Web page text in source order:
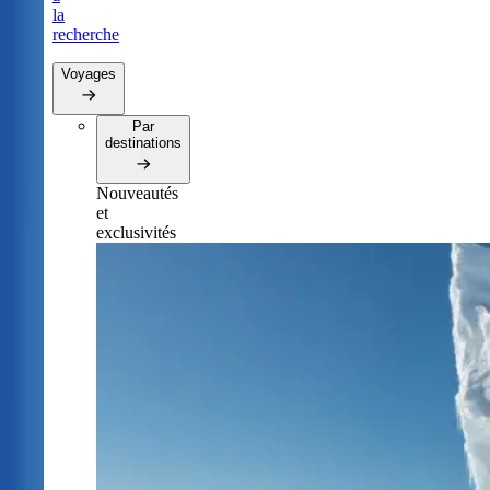
la
recherche
Voyages
Par
destinations
Nouveautés
et
exclusivités